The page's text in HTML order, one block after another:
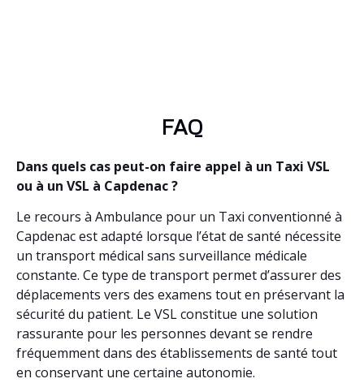
FAQ
Dans quels cas peut-on faire appel à un Taxi VSL
ou à un VSL à Capdenac ?
Le recours à Ambulance pour un Taxi conventionné à
Capdenac est adapté lorsque l’état de santé nécessite
un transport médical sans surveillance médicale
constante. Ce type de transport permet d’assurer des
déplacements vers des examens tout en préservant la
sécurité du patient. Le VSL constitue une solution
rassurante pour les personnes devant se rendre
fréquemment dans des établissements de santé tout
en conservant une certaine autonomie.